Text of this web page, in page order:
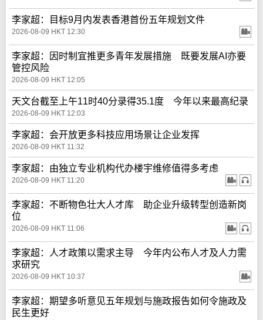
李家超：目标9月内发表香港首份五年规划文件
2026-08-09 HKT 12:30
李家超：因时制宜推更多青年发展措施 既要发展AI亦要
管控风险
2026-08-09 HKT 12:05
天文台截至上午11时40分录得35.1度 今年以来最高纪录
2026-08-09 HKT 12:03
李家超：会开放更多科技应用场景让企业发挥
2026-08-09 HKT 11:32
李家超：由独立专业机构代办楼宇维修值得多考虑
2026-08-09 HKT 11:20
李家超：不断物色壮大人才库 助企业升级转型创造新岗
位
2026-08-09 HKT 11:06
李家超：人才政策以需求主导 今年内公布人才及人力需
求研究
2026-08-09 HKT 10:37
李家超：期望多听意见五年规划与施政报告如何令施政及
民生更好